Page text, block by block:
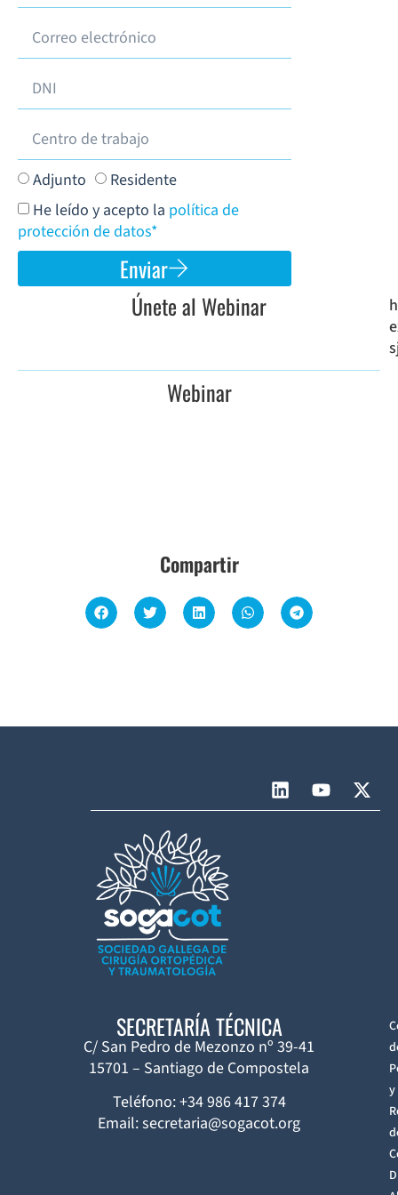
Adjunto
Residente
He leído y acepto la política de
protección de datos*
Enviar
Únete al Webinar
Webinar
Compartir
SECRETARÍA TÉCNICA
C/ San Pedro de Mezonzo nº 39-41
15701 – Santiago de Compostela
Teléfono: +34 986 417 374
Email: secretaria@sogacot.org
y